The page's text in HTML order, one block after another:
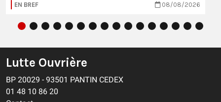
EN BREF 08/08/2026
Lutte Ouvrière
BP 20029 - 93501 PANTIN CEDEX
01 48 10 86 20